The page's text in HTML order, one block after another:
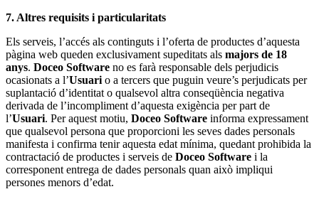
7. Altres requisits i particularitats
Els serveis, l’accés als continguts i l’oferta de productes d’aquesta
pàgina web queden exclusivament supeditats als majors de 18
anys. Doceo Software no es farà responsable dels perjudicis
ocasionats a l’Usuari o a tercers que puguin veure’s perjudicats per
suplantació d’identitat o qualsevol altra conseqüència negativa
derivada de l’incompliment d’aquesta exigència per part de
l’Usuari. Per aquest motiu, Doceo Software informa expressament
que qualsevol persona que proporcioni les seves dades personals
manifesta i confirma tenir aquesta edat mínima, quedant prohibida la
contractació de productes i serveis de Doceo Software i la
corresponent entrega de dades personals quan això impliqui
persones menors d’edat.